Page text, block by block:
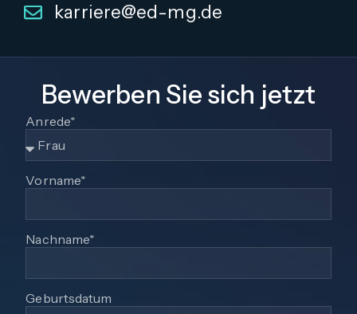
karriere@ed-mg.de
Bewerben Sie sich jetzt
Anrede*
Vorname*
Nachname*
Geburtsdatum